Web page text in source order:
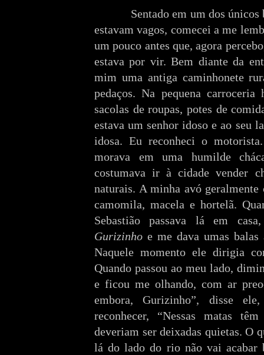
Sentado em um dos únicos
estavam vagos, comecei a me
um pouco antes que, agora
estava por vir. Bem diante da
mim uma antiga caminhonete
pedaços. Na pequena
sacolas de roupas, potes de
estava um senhor idoso e ao seu
idosa. Eu reconheci o
morava em uma humilde
costumava ir à cidade vender
naturais. A minha avó
camomila, macela e hortelã.
Sebastião passava lá em
Gurizinho e me dava umas
Naquele momento ele dirigia
Quando passou ao meu lado,
e ficou me olhando, com ar
embora, Gurizinho”, disse
reconhecer, “Nessas matas
deveriam ser deixadas quietas. O
lá do lado do rio não vai acabar